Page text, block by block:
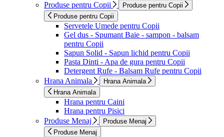
Produse pentru Copii
Produse pentru Copii
Produse pentru Copii
Servetele Umede pentru Copii
Gel dus - Spumant Baie - sampon - balsam
pentru Copii
Sapun Solid - Sapun lichid pentru Copii
Pasta Dinti - Apa de gura pentru Copii
Detergent Rufe - Balsam Rufe pentru Copii
Hrana Animala
Hrana Animala
Hrana Animala
Hrana pentru Caini
Hrana pentru Pisici
Produse Menaj
Produse Menaj
Produse Menaj